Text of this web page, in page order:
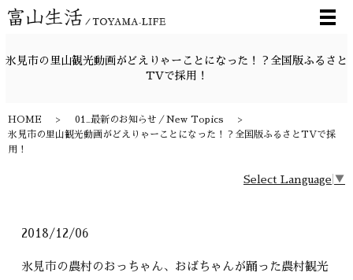
メ
氷見市の里山観光動画がどえりゃーことになった！？全国版ふるさと
TVで採用！
HOME
01_最新のお知らせ／New Topics
氷見市の里山観光動画がどえりゃーことになった！？全国版ふるさとTVで採
用！
Select Language ▼
2018/12/06
氷見市の農村のおっちゃん、おばちゃんが踊った農村観光